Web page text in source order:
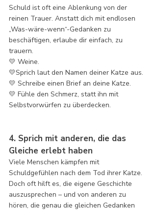
Schuld ist oft eine Ablenkung von der
reinen Trauer. Anstatt dich mit endlosen
„Was-wäre-wenn“-Gedanken zu
beschäftigen, erlaube dir einfach, zu
trauern.
💛 Weine.
💛Sprich laut den Namen deiner Katze aus.
💛 Schreibe einen Brief an deine Katze.
💛 Fühle den Schmerz, statt ihn mit
Selbstvorwürfen zu überdecken.
4. Sprich mit anderen, die das
Gleiche erlebt haben
Viele Menschen kämpfen mit
Schuldgefühlen nach dem Tod ihrer Katze.
Doch oft hilft es, die eigene Geschichte
auszusprechen – und von anderen zu
hören, die genau die gleichen Gedanken